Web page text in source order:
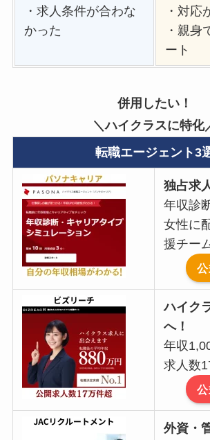
・求人条件が合わな
かった
・対応
・親身
ート
併用したい！
＼ハイクラスに特化
転職エージェント3
独占求
年収診
女性に
援チー
公
ハイク
へ！
年収
求人数
公
外資・